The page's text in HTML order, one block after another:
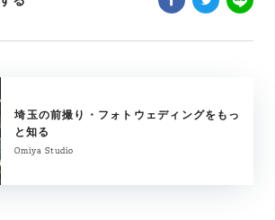
埼玉の前撮り・フォトウェディングをもっ
と知る
Omiya Studio